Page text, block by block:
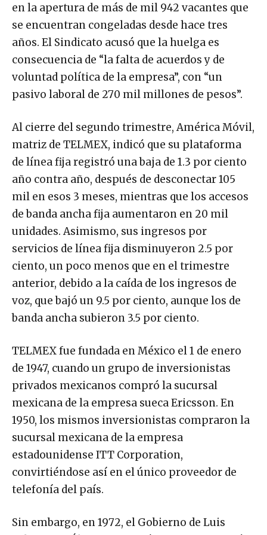
en la apertura de más de mil 942 vacantes que
se encuentran congeladas desde hace tres
años. El Sindicato acusó que la huelga es
consecuencia de “la falta de acuerdos y de
voluntad política de la empresa”, con “un
pasivo laboral de 270 mil millones de pesos”.
Al cierre del segundo trimestre, América Móvil,
matriz de TELMEX, indicó que su plataforma
de línea fija registró una baja de 1.3 por ciento
año contra año, después de desconectar 105
mil en esos 3 meses, mientras que los accesos
de banda ancha fija aumentaron en 20 mil
unidades. Asimismo, sus ingresos por
servicios de línea fija disminuyeron 2.5 por
ciento, un poco menos que en el trimestre
anterior, debido a la caída de los ingresos de
voz, que bajó un 9.5 por ciento, aunque los de
banda ancha subieron 3.5 por ciento.
TELMEX fue fundada en México el 1 de enero
de 1947, cuando un grupo de inversionistas
privados mexicanos compró la sucursal
mexicana de la empresa sueca Ericsson. En
1950, los mismos inversionistas compraron la
sucursal mexicana de la empresa
estadounidense ITT Corporation,
convirtiéndose así en el único proveedor de
telefonía del país.
Sin embargo, en 1972, el Gobierno de Luis